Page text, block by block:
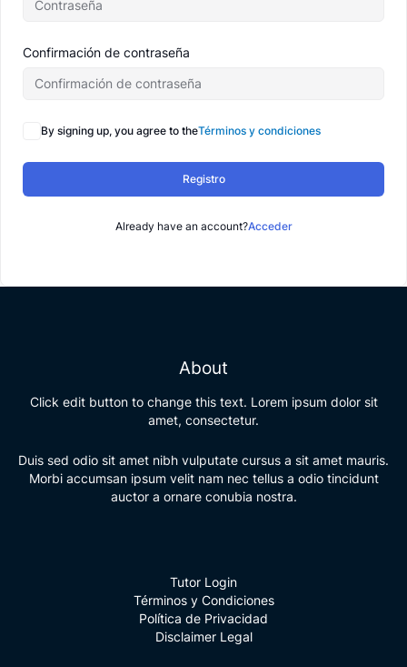
Confirmación de contraseña
By signing up, you agree to theTérminos y condiciones
Registro
Already have an account?Acceder
About
Click edit button to change this text. Lorem ipsum dolor sit
amet, consectetur.
Duis sed odio sit amet nibh vulputate cursus a sit amet mauris.
Morbi accumsan ipsum velit nam nec tellus a odio tincidunt
auctor a ornare conubia nostra.
Tutor Login
Términos y Condiciones
Política de Privacidad
Disclaimer Legal